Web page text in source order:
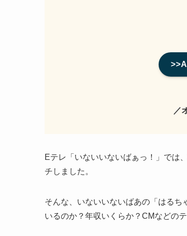
／
Eテレ「いないいないばぁっ！」では
チしました。
そんな、いないいないばあの「はる
いるのか？年収いくらか？CMなどの